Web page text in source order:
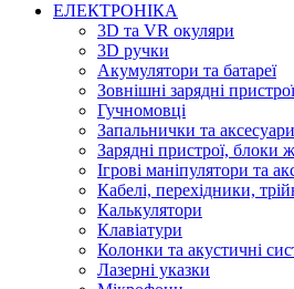
ЕЛЕКТРОНІКА
3D та VR окуляри
3D ручки
Акумулятори та батареї
Зовнішні зарядні
Гучномовці
Запальнички та аксесуари
Зарядні пристрої, блоки
Ігрові маніпулятори та
Кабелі, перехідники,
Калькулятори
Клавіатури
Колонки та акустичні
Лазерні указки